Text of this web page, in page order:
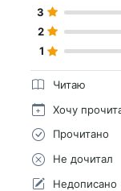
3
2
1
Читаю
Хочу
Прочитано
Не дочитал
Недописано